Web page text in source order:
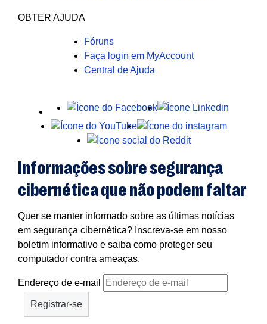
OBTER AJUDA
Fóruns
Faça login em MyAccount
Central de Ajuda
X Facebook
Youtube
Reddit
Informações sobre segurança
cibernética que não podem faltar
Quer se manter informado sobre as últimas notícias
em segurança cibernética? Inscreva-se em nosso
boletim informativo e saiba como proteger seu
computador contra ameaças.
Endereço de e-mail